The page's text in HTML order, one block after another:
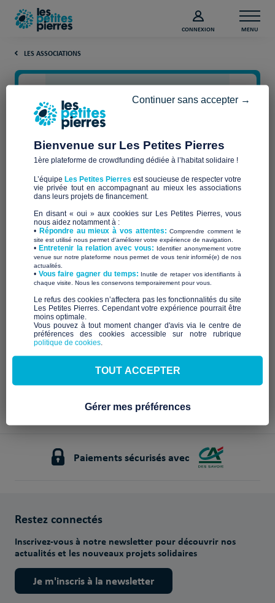
CONNEXION MENU
LES ASSOCIATIONS
SOLIDARITE PAYSANS DE
BRETAGNE
Qui sommes-nous ?
À venir
Paiements sécurisés avec
Restez connectés
Inscrivez-vous à notre newsletter pour découvrir nos
actualités et les nouveaux projets solidaires
Je m'inscris à la newsletter
Bienvenue sur Les Petites Pierres
1ère plateforme de crowdfunding dédiée à l’habitat solidaire !
L’équipe Les Petites Pierres est soucieuse de respecter votre
vie privée tout en accompagnant au mieux les associations
dans leurs projets de financement.
En disant « oui » aux cookies sur Les Petites Pierres, vous
nous aidez notamment à :
• Répondre au mieux à vos attentes:Comprendre comment le
site est utilisé nous permet d'améliorer votre expérience de navigation.
•Entretenir la relation avec vous: Identifier anonymement votre
venue sur notre plateforme nous permet de vous tenir informé(e) de nos
actualités.
​• Vous faire gagner du temps: Inutile de retaper vos identifiants à
chaque visite. Nous les conservons temporairement pour vous.
​Le refus des cookies n’affectera pas les fonctionnalités du site
Les Petites Pierres. Cependant votre expérience pourrait être
moins optimale.​
Vous pouvez à tout moment changer d'avis via le centre de
préférences des cookies accessible sur notre rubrique
politique de cookies
Continuer sans accepter →
TOUT ACCEPTER
Gérer mes préférences